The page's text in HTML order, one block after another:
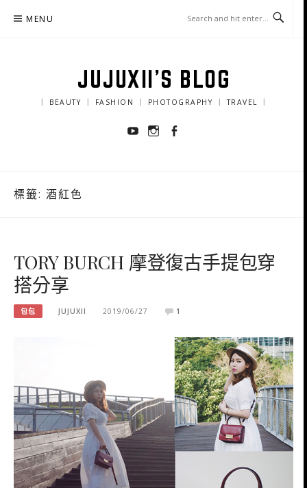
MENU
JUJUXII'S BLOG
｜ BEAUTY ｜ FASHION ｜ PHOTOGRAPHY ｜ TRAVEL ｜
YoutubeInstagram
標籤: 酒紅色
TORY BURCH 摩登復古手提包穿
搭分享
包包 JUJUXII 2019/06/27 1